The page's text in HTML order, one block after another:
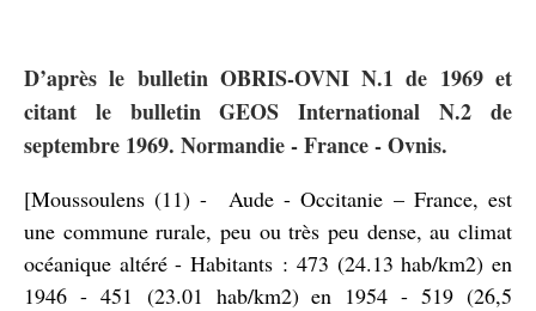
D’après le bulletin OBRIS-OVNI N.1 de 1969 et
citant le bulletin GEOS International N.2 de
septembre 1969. Normandie - France - Ovnis.
[Moussoulens (11) - Aude - Occitanie – France, est
une commune rurale, peu ou très peu dense, au climat
océanique altéré - Habitants : 473 (24.13 hab/km2) en
1946 - 451 (23.01 hab/km2) en 1954 - 519 (26,5